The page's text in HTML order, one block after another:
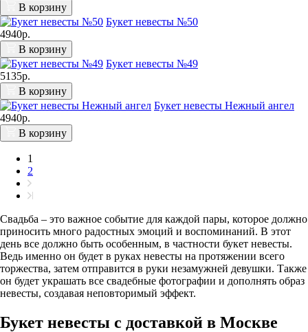
В корзину
Букет невесты №50
4940р.
В корзину
Букет невесты №49
5135р.
В корзину
Букет невесты Нежный ангел
4940р.
В корзину
1
2
Свадьба – это важное событие для каждой пары, которое должно
приносить много радостных эмоций и воспоминаний. В этот
день все должно быть особенным, в частности букет невесты.
Ведь именно он будет в руках невесты на протяжении всего
торжества, затем отправится в руки незамужней девушки. Также
он будет украшать все свадебные фотографии и дополнять образ
невесты, создавая неповторимый эффект.
Букет невесты с доставкой в Москве